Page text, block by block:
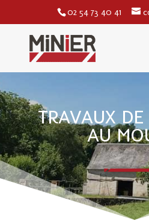
02 54 73 40 41
TRAVAUX
AU